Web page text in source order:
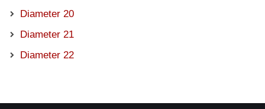
Diameter 20
Diameter 21
Diameter 22